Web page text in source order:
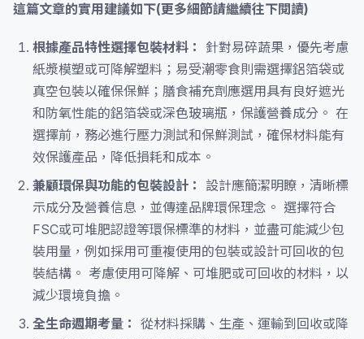
這篇文章的實用建議如下(更多細節請繼續往下閱讀)
根據產品特性選擇包裝材料：
針對易碎蔬果，優先考慮
紙漿模塑或可降解塑料；易受潮零食則需選擇鋁箔袋或
真空包裝以確保保鮮；膳食補充劑應選用具有良好遮光
和防氧性能的鋁箔袋或深色玻璃瓶，保護營養成分。 在
選擇前，務必進行壓力測試和保鮮測試，確保材料能有
效保護產品，降低損耗和成本。
兼顧環保與功能的包裝設計：
設計應簡潔明瞭，清晰標
示成分及營養信息，並傳達品牌環保理念。 選擇符合
FSC或可堆肥認證等環保標準的材料，並盡可能減少包
裝用量，例如採用可重複使用的包裝或設計可回收的包
裝結構。 考慮使用可降解、可堆肥或可回收的材料，以
減少環境負擔。
全生命週期考量： 從材料採購、生產、運輸到回收或降